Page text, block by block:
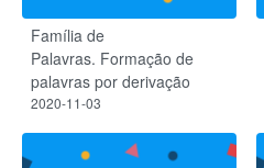
Família de
Palavras. Formação de
palavras por derivação
2020-11-03